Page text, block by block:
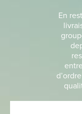
En